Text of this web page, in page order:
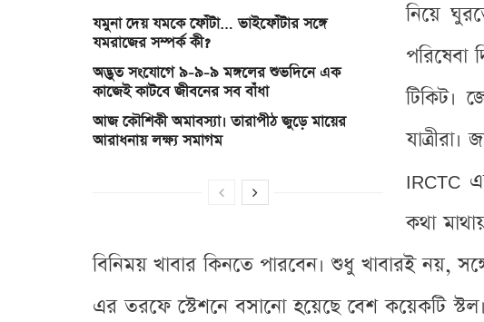
যমুনা দেয় যমকে ফোঁটা… ভাইফোঁটার সঙ্গে
যমরাজের সম্পর্ক কী?
অদ্ভুত সংযোগে ৯-৯-৯ মঙ্গলের শুভদিনে এক
কাজেই কাটবে জীবনের সব বাঁধা
আজ কৌশিকী অমাবস্যা। তারাপীঠ জুড়ে মায়ের
আরাধনায় লক্ষ্য সমাগম
নিয়ে
পরিষেবা
টিকিট।
IRCTC
কথা
বিনিময় খাবার কিনতে পারবেন। শুধু খাবারই নয়,
এর তরফে স্টেশনে বসানো হয়েছে বেশ কয়েকটি